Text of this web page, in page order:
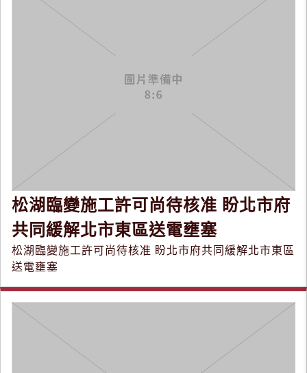
松湖臨變施工許可尚待核准 盼北市府
共同緩解北市東區送電壅塞
松湖臨變施工許可尚待核准 盼北市府共同緩解北市東區
送電壅塞